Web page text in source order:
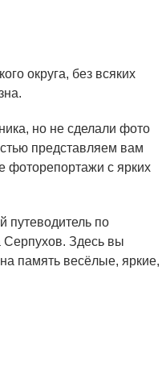
округа, без всяких
но не сделали фото
представляем вам
фоторепортажи с ярких
путеводитель по
Серпухов. Здесь вы
память весёлые, яркие,